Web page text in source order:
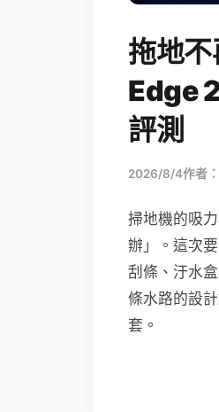
拖地
Edge
評測
2026/8/4作者：
掃地機的吸
辦」。這次
刮條、汙水
條水路的設
套。